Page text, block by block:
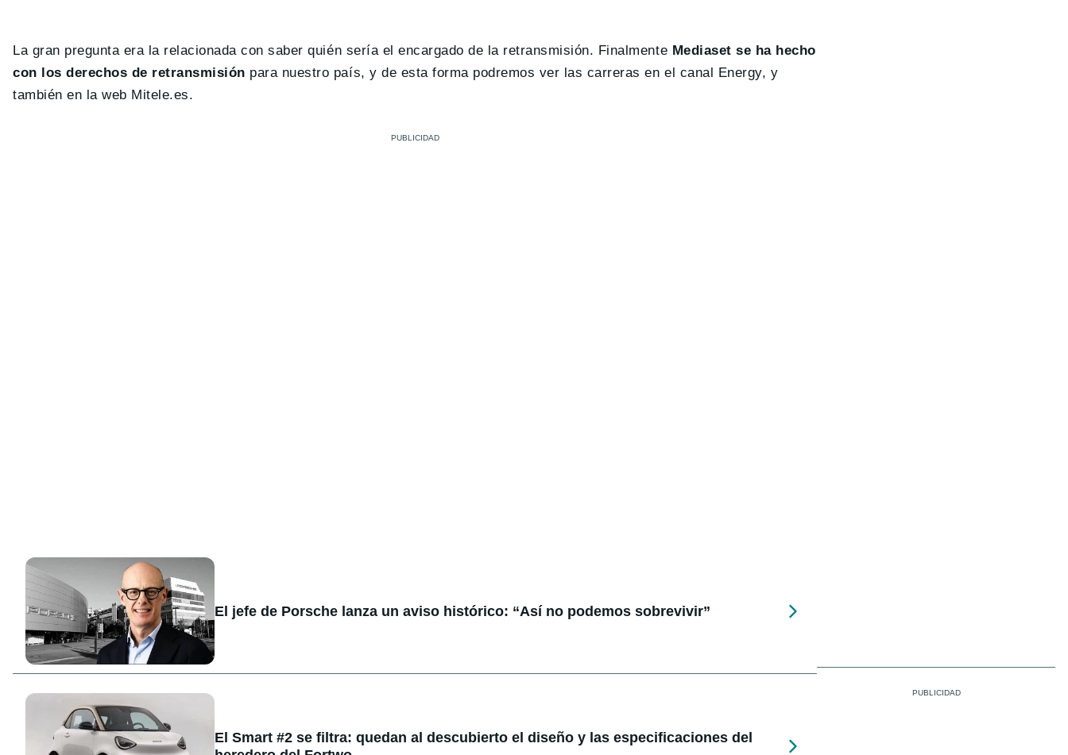
La gran pregunta era la relacionada con saber quién sería el encargado de la retransmisión. Finalmente Mediaset se ha hecho
con los derechos de retransmisión para nuestro país, y de esta forma podremos ver las carreras en el canal Energy, y
también en la web Mitele.es.
El jefe de Porsche lanza un aviso histórico: “Así no podemos sobrevivir”
El Smart #2 se filtra: quedan al descubierto el diseño y las especificaciones del